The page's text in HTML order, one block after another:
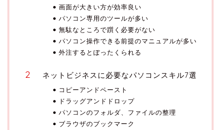
画面が大きい方が効率良い
パソコン専用のツールが多い
無駄なところで躓く必要がない
パソコン操作できる前提のマニュアルが多い
外注するとぼったくられる
ネットビジネスに必要なパソコンスキル7選
コピーアンドペースト
ドラッグアンドドロップ
パソコンのフォルダ、ファイルの整理
ブラウザのブックマーク